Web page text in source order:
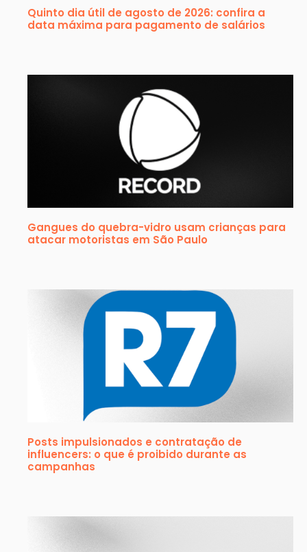
Quinto dia útil de agosto de 2026: confira a
data máxima para pagamento de salários
Gangues do quebra-vidro usam crianças para
atacar motoristas em São Paulo
Posts impulsionados e contratação de
influencers: o que é proibido durante as
campanhas